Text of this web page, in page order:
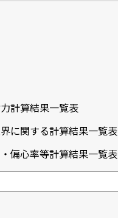
計算結果一覧表
に関する計算結果一覧表
偏心率等計算結果一覧表